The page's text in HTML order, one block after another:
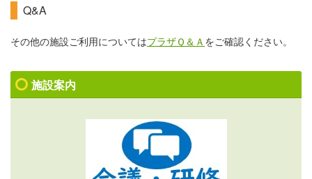
Q&A
その他の施設ご利用についてはプラザＱ＆Ａ をご確認ください。
施設案内